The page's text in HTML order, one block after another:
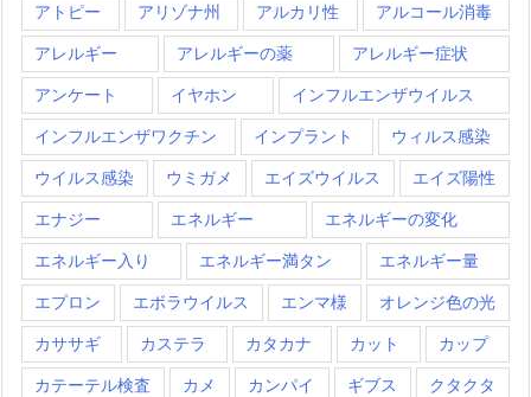
アトピー アリゾナ州 アルカリ性 アルコール消毒
アレルギー アレルギーの薬 アレルギー症状
アンケート イヤホン インフルエンザウイルス
インフルエンザワクチン インプラント ウィルス感染
ウイルス感染 ウミガメ エイズウイルス エイズ陽性
エナジー エネルギー エネルギーの変化
エネルギー入り エネルギー満タン エネルギー量
エプロン エボラウイルス エンマ様 オレンジ色の光
カササギ カステラ カタカナ カット カップ
カテーテル検査 カメ カンパイ ギブス クタクタ